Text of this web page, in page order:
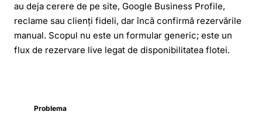
au deja cerere de pe site, Google Business Profile,
reclame sau clienți fideli, dar încă confirmă rezervările
manual. Scopul nu este un formular generic; este un
flux de rezervare live legat de disponibilitatea flotei.
Problema